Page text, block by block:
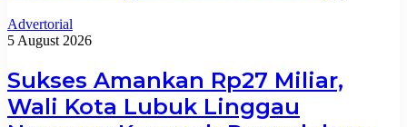
Advertorial
5 August 2026
Sukses Amankan Rp27 Miliar,
Wali Kota Lubuk Linggau